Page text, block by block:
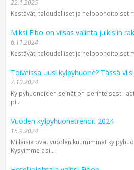
22.1.2025
Kestävät, taloudelliset ja helppohoitoiset
Miksi Fibo on viisas valinta julkisiin
6.11.2024
Kestävät, taloudelliset ja helppohoitoiset
Toiveissa uusi kylpyhuone? Tässä
7.10.2024
Kylpyhuoneiden seinät on perinteisesti
pi...
Vuoden kylpyhuonetrendit 2024
16.9.2024
Millaisia ovat vuoden kuumimmat
Kysyimme asi...